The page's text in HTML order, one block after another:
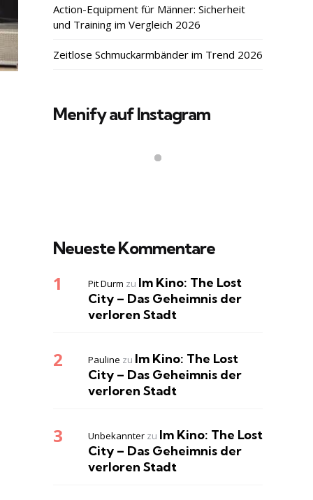
Action-Equipment für Männer: Sicherheit
und Training im Vergleich 2026
Zeitlose Schmuckarmbänder im Trend 2026
Menify auf Instagram
Neueste Kommentare
Pit Durm zu Im Kino: The Lost
City – Das Geheimnis der
verloren Stadt
Pauline zu Im Kino: The Lost
City – Das Geheimnis der
verloren Stadt
Unbekannter zu Im Kino: The Lost
City – Das Geheimnis der
verloren Stadt